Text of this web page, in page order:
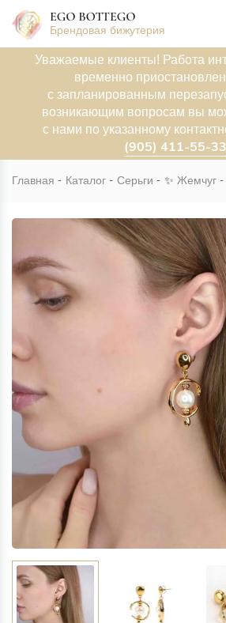
Брендовая бижутерия
Уважаемые клиенты! Работа
временно
с запланированным
возникающим вопросам вы
с нами по указанному
(905) 411-55-33
Главная Каталог Серьги ✨ Жемчуг